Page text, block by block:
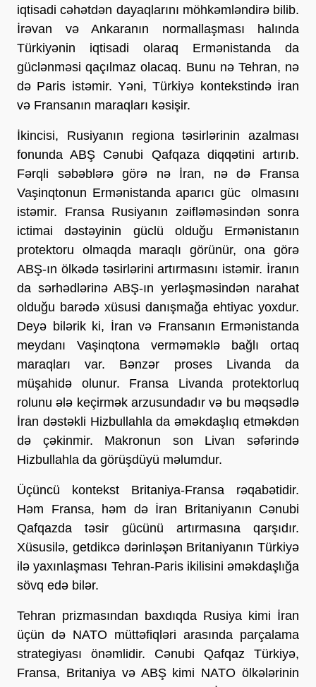
iqtisadi cəhətdən dayaqlarını möhkəmləndirə bilib.
İrəvan və Ankaranın normallaşması halında
Türkiyənin iqtisadi olaraq Ermənistanda da
güclənməsi qaçılmaz olacaq. Bunu nə Tehran, nə
də Paris istəmir. Yəni, Türkiyə kontekstində İran
və Fransanın maraqları kəsişir.
İkincisi, Rusiyanın regiona təsirlərinin azalması
fonunda ABŞ Cənubi Qafqaza diqqətini artırıb.
Fərqli səbəblərə görə nə İran, nə də Fransa
Vaşinqtonun Ermənistanda aparıcı güc olmasını
istəmir. Fransa Rusiyanın zəifləməsindən sonra
ictimai dəstəyinin güclü olduğu Ermənistanın
protektoru olmaqda maraqlı görünür, ona görə
ABŞ-ın ölkədə təsirlərini artırmasını istəmir. İranın
da sərhədlərinə ABŞ-ın yerləşməsindən narahat
olduğu barədə xüsusi danışmağa ehtiyac yoxdur.
Deyə bilərik ki, İran və Fransanın Ermənistanda
meydanı Vaşinqtona verməməklə bağlı ortaq
maraqları var. Bənzər proses Livanda da
müşahidə olunur. Fransa Livanda protektorluq
rolunu ələ keçirmək arzusundadır və bu məqsədlə
İran dəstəkli Hizbullahla da əməkdaşlıq etməkdən
də çəkinmir. Makronun son Livan səfərində
Hizbullahla da görüşdüyü məlumdur.
Üçüncü kontekst Britaniya-Fransa rəqabətidir.
Həm Fransa, həm də İran Britaniyanın Cənubi
Qafqazda təsir gücünü artırmasına qarşıdır.
Xüsusilə, getdikcə dərinləşən Britaniyanın Türkiyə
ilə yaxınlaşması Tehran-Paris ikilisini əməkdaşlığa
sövq edə bilər.
Tehran prizmasından baxdıqda Rusiya kimi İran
üçün də NATO müttəfiqləri arasında parçalama
strategiyası önəmlidir. Cənubi Qafqaz Türkiyə,
Fransa, Britaniya və ABŞ kimi NATO ölkələrinin